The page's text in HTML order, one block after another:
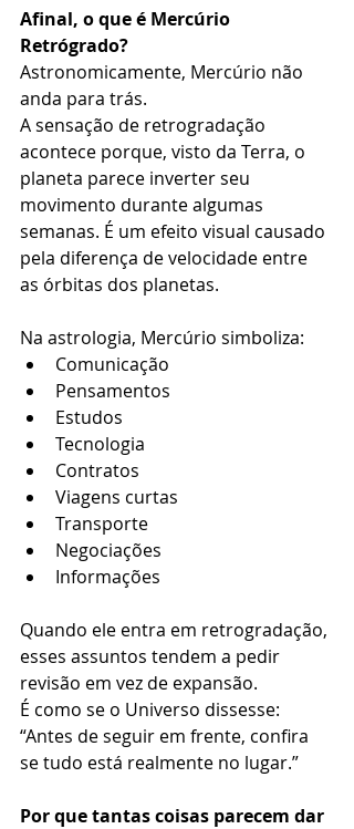
Afinal, o que é Mercúrio
Retrógrado?
Astronomicamente, Mercúrio não
anda para trás.
A sensação de retrogradação
acontece porque, visto da Terra, o
planeta parece inverter seu
movimento durante algumas
semanas. É um efeito visual causado
pela diferença de velocidade entre
as órbitas dos planetas.
Na astrologia, Mercúrio simboliza:
Comunicação
Pensamentos
Estudos
Tecnologia
Contratos
Viagens curtas
Transporte
Negociações
Informações
Quando ele entra em retrogradação,
esses assuntos tendem a pedir
revisão em vez de expansão.
É como se o Universo dissesse:
“Antes de seguir em frente, confira
se tudo está realmente no lugar.”
Por que tantas coisas parecem dar